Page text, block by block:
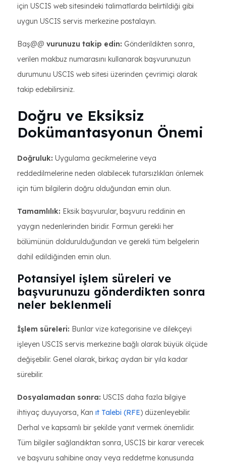
için USCIS web sitesindeki talimatlarda belirtildiği gibi
uygun USCIS servis merkezine postalayın.
Baş@@ vurunuzu takip edin: Gönderildikten sonra,
verilen makbuz numarasını kullanarak başvurunuzun
durumunu USCIS web sitesi üzerinden çevrimiçi olarak
takip edebilirsiniz.
Doğru ve Eksiksiz
Dokümantasyonun Önemi
Doğruluk: Uygulama gecikmelerine veya
reddedilmelerine neden olabilecek tutarsızlıkları önlemek
için tüm bilgilerin doğru olduğundan emin olun.
Tamamlılık: Eksik başvurular, başvuru reddinin en
yaygın nedenlerinden biridir. Formun gerekli her
bölümünün doldurulduğundan ve gerekli tüm belgelerin
dahil edildiğinden emin olun.
Potansiyel işlem süreleri ve
başvurunuzu gönderdikten sonra
neler beklenmeli
İşlem süreleri: Bunlar vize kategorisine ve dilekçeyi
işleyen USCIS servis merkezine bağlı olarak büyük ölçüde
değişebilir. Genel olarak, birkaç aydan bir yıla kadar
sürebilir.
Dosyalamadan sonra: USCIS daha fazla bilgiye
ihtiyaç duyuyorsa, Kan ıt Talebi (RFE) düzenleyebilir.
Derhal ve kapsamlı bir şekilde yanıt vermek önemlidir.
Tüm bilgiler sağlandıktan sonra, USCIS bir karar verecek
ve başvuru sahibine onay veya reddetme konusunda